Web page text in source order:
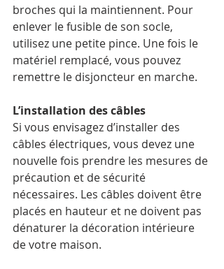
broches qui la maintiennent. Pour
enlever le fusible de son socle,
utilisez une petite pince. Une fois le
matériel remplacé, vous pouvez
remettre le disjoncteur en marche.
L’installation des câbles
Si vous envisagez d’installer des
câbles électriques, vous devez une
nouvelle fois prendre les mesures de
précaution et de sécurité
nécessaires. Les câbles doivent être
placés en hauteur et ne doivent pas
dénaturer la décoration intérieure
de votre maison.